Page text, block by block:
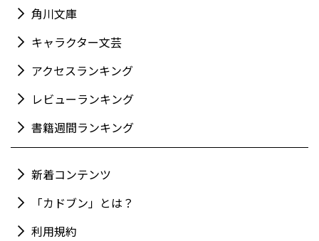
角川文庫
キャラクター文芸
アクセスランキング
レビューランキング
書籍週間ランキング
新着コンテンツ
「カドブン」とは？
利用規約